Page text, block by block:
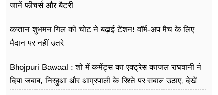
जानें फीचर्स और बैटरी
कप्तान शुभमन गिल की चोट ने बढ़ाई टेंशन! वॉर्म-अप मैच के लिए
मैदान पर नहीं उतरे
Bhojpuri Bawaal : शो में कमेंट्स का एक्ट्रेस काजल राघवानी ने
दिया जवाब, निरहुआ और आम्रपाली के रिश्ते पर सवाल उठाए, देखें